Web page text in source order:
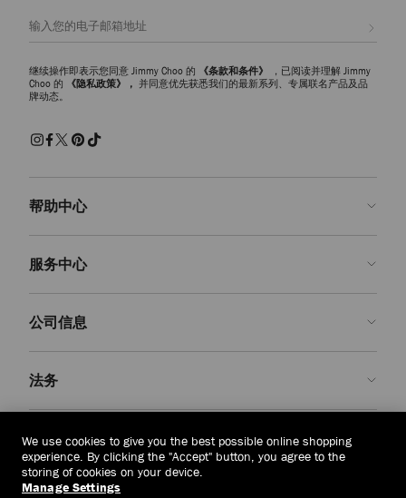
配定制套装与牛仔服饰。
绒面革运动鞋
绒面革运动鞋质感丰盈，为休闲穿搭赋予时尚精致感。柔软质感搭配结构
感十足的鞋型，既可为同色系造型增添层次感，又以精湛工艺和奢柔材质
Diamond Maxi 和 Diamond Light Flex 系列运动鞋，以创新设计重新演绎品
牌标志性鞋型。雕塑感鞋底搭配轻质结构设计，每一双运动鞋都将实用性
能与奢华质感精心融合，成就别具一格的亮眼单品。
继续操作即表示您同意 Jimmy Choo 的 《条款和条件》
，已阅读并理解 Jimmy
Choo 的
《隐私政策》， 并同意优先获悉我们的最新系列、专属联名产品及品
牌动态。
帮助中心
常见问题解答
提交退货
送货
服务中心
定制服务
保修服务
公司信息
我们的历史
我们的影响与责任
我們的影響與責任
法务
条款与条件
被遗忘权
柬埔寨(៛)
We use cookies to give you the best possible online shopping
experience. By clicking the "Accept" button, you agree to the
storing of cookies on your device.
Manage Settings